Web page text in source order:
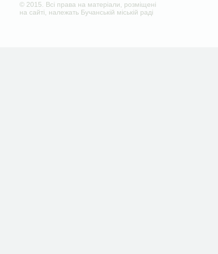
© 2015. Всі права на матеріали, розміщені
на сайті, належать Бучанській міській раді